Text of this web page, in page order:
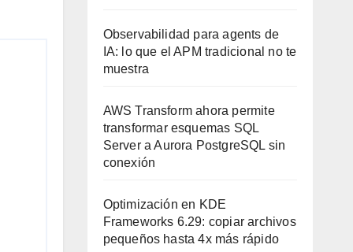
Observabilidad para agents de
IA: lo que el APM tradicional no te
muestra
AWS Transform ahora permite
transformar esquemas SQL
Server a Aurora PostgreSQL sin
conexión
Optimización en KDE
Frameworks 6.29: copiar archivos
pequeños hasta 4x más rápido